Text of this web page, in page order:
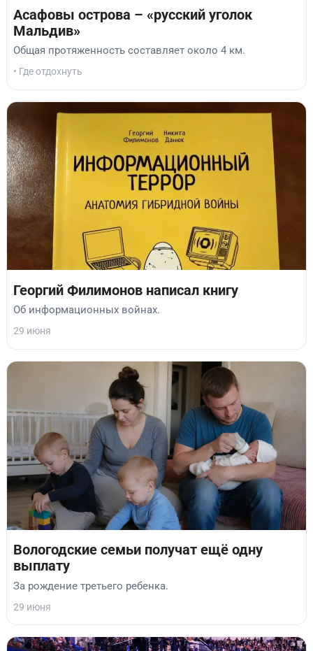
Асафовы острова – «русский уголок
Мальдив»
Общая протяженность составляет около 4 км.
• Где отдохнуть
Георгий Филимонов написал книгу
Об информационных войнах.
29 июня
Вологодские семьи получат ещё одну
выплату
За рождение третьего ребенка.
29 июня